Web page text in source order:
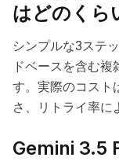
はどのくら
シンプルな3ステ
ドベースを含む
す。実際のコスト
さ、リトライ率に
Gemini 3.5